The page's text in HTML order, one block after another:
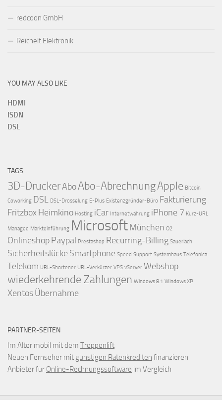
redcoon GmbH
Reichelt Elektronik
YOU MAY ALSO LIKE
HDMI
ISDN
DSL
TAGS
3D-DruckerAboAbo-AbrechnungApple Bitcoin
Coworking DSL DSL-Drosselung E-Plus Existenzgründer-Büro Fakturierung
Fritzbox Heimkino Hosting iCar Internetwährung iPhone 7 Kurz-URL
Managed Markteinführung Microsoft München O2
Onlineshop Paypal Prestashop Recurring-Billing Sauerlach
Sicherheitslücke Smartphone Speed Support Systemhaus Telefonica
Telekom URL-Shortener URL-Verkürzer VPS vServer Webshop
wiederkehrende Zahlungen Windows 8.1 Windows XP
XentosÜbernahme
PARTNER-SEITEN
Im Alter mobil mit dem Treppenlift
Neuen Fernseher mit günstigen Ratenkrediten finanzieren
Anbieter für Online-Rechnungssoftware im Vergleich